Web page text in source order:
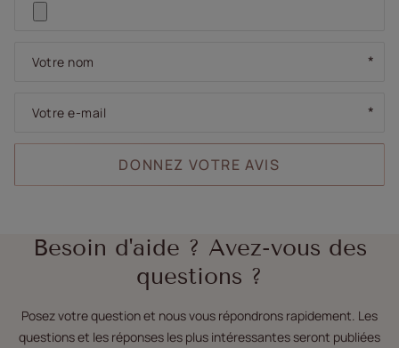
Votre nom
Votre e-mail
DONNEZ VOTRE AVIS
Besoin d'aide ? Avez-vous des
questions ?
Posez votre question et nous vous répondrons rapidement. Les
questions et les réponses les plus intéressantes seront publiées